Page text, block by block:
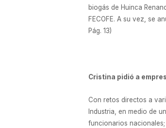
biogás de Huinca
FECOFE. A su vez, se
Pág. 13)
Cristina pidió a
Con retos directos a
Industria, en medio de
funcionarios